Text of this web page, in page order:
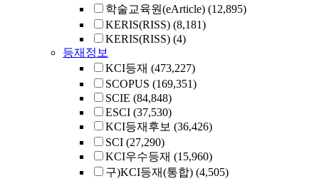
학술교육원(eArticle) (12,895)
KERIS(RISS) (8,181)
KERIS(RISS) (4)
등재정보
KCI등재 (473,227)
SCOPUS (169,351)
SCIE (84,848)
ESCI (37,530)
KCI등재후보 (36,426)
SCI (27,290)
KCI우수등재 (15,960)
구)KCI등재(통합) (4,505)